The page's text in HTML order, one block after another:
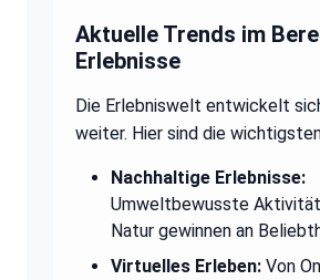
Aktuelle Trends im
Erlebnisse
Die Erlebniswelt entwickelt
weiter. Hier sind die
Nachhaltige Erlebnisse:
Umweltbewusste
Natur gewinnen an
Virtuelles Erleben: Von